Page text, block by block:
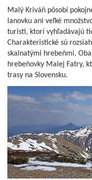
Malý Kriváň pôsobí
lanovku ani veľké
turisti, ktorí vyhľadávajú
Charakteristické sú
skalnatými hrebeňmi.
hrebeňovky Malej Fatry,
trasy na Slovensku.